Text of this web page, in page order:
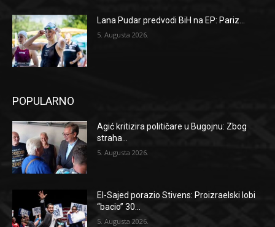
Lana Pudar predvodi BiH na EP: Pariz...
5. Augusta 2026.
POPULARNO
Agić kritizira političare u Bugojnu: Zbog
straha...
5. Augusta 2026.
El-Sajed porazio Stivens: Proizraelski lobi
“bacio” 30...
5. Augusta 2026.